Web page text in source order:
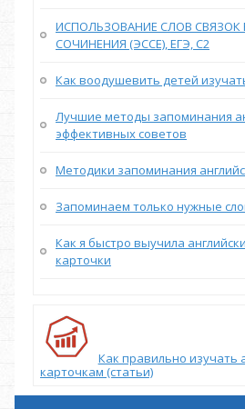
ИСПОЛЬЗОВАНИЕ СЛОВ СВЯЗОК
СОЧИНЕНИЯ (ЭССЕ), ЕГЭ, С2
Как воодушевить детей
Лучшие методы запоминания
эффективных советов
Методики запоминания
Запоминаем только нужные
Как я быстро выучила
карточки
Как правильно изучать
карточкам (статьи)